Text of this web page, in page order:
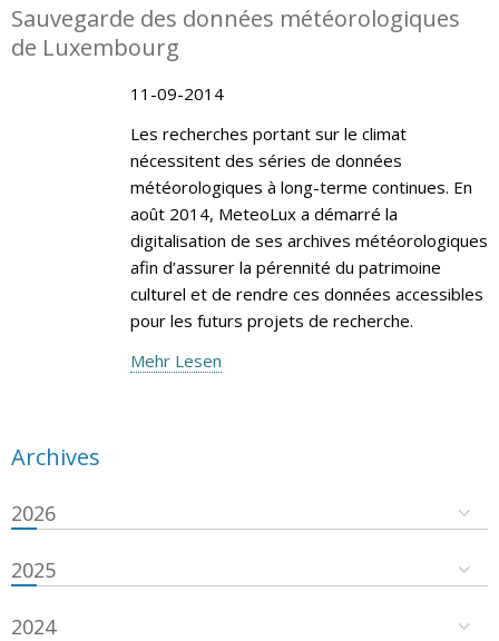
Sauvegarde des données météorologiques
de Luxembourg
11-09-2014
Les recherches portant sur le climat
nécessitent des séries de données
météorologiques à long-terme continues. En
août 2014, MeteoLux a démarré la
digitalisation de ses archives météorologiques
afin d’assurer la pérennité du patrimoine
culturel et de rendre ces données accessibles
pour les futurs projets de recherche.
Mehr Lesen
Archives
2026
2025
2024